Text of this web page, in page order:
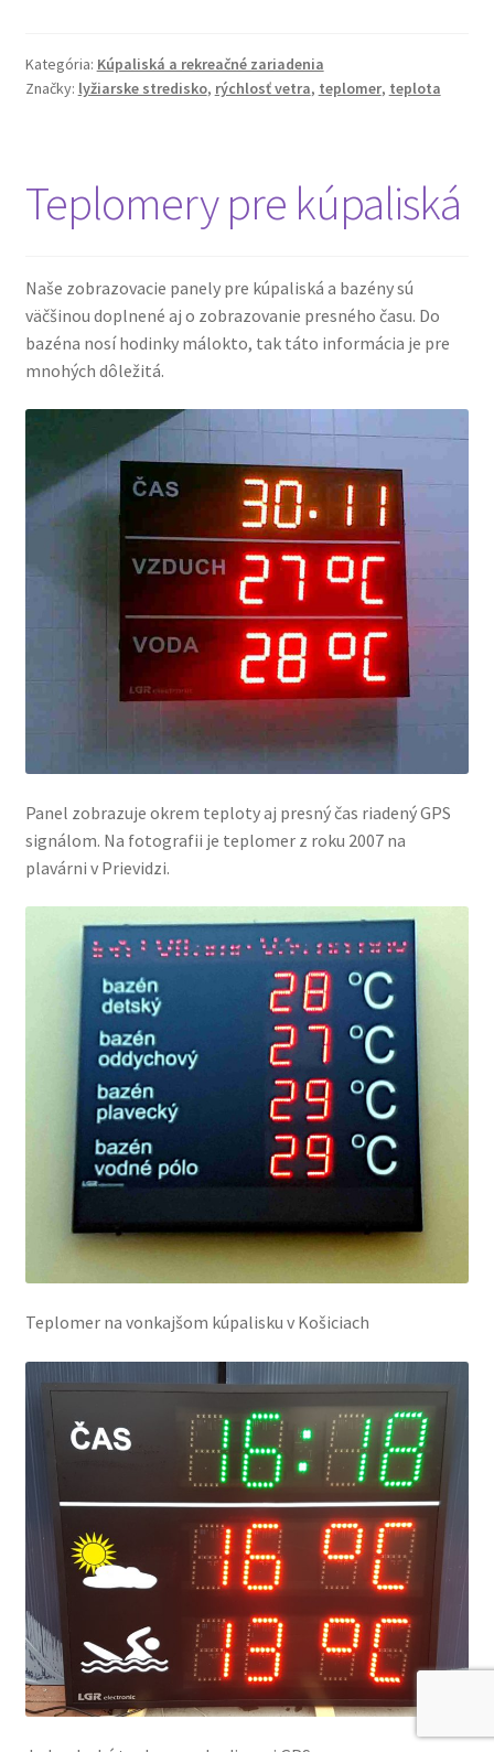
Kategória: Kúpaliská a rekreačné zariadenia
Značky: lyžiarske stredisko, rýchlosť vetra, teplomer, teplota
Teplomery pre kúpaliská
Naše zobrazovacie panely pre kúpaliská a bazény sú
väčšinou doplnené aj o zobrazovanie presného času. Do
bazéna nosí hodinky málokto, tak táto informácia je pre
mnohých dôležitá.
Panel zobrazuje okrem teploty aj presný čas riadený GPS
signálom. Na fotografii je teplomer z roku 2007 na
plavárni v Prievidzi.
Teplomer na vonkajšom kúpalisku v Košiciach